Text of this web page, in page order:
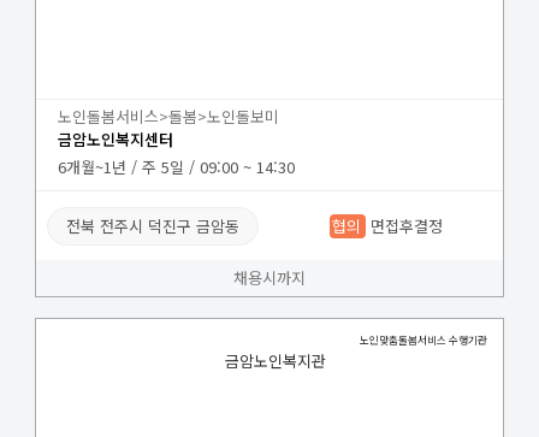
노인돌봄서비스>돌봄>노인돌보미
금암노인복지센터
6개월~1년 / 주 5일 / 09:00 ~ 14:30
전북 전주시 덕진구 금암동 협의 면접후결정
채용시까지
노인맞춤돌봄서비스 수행기관
금암노인복지관